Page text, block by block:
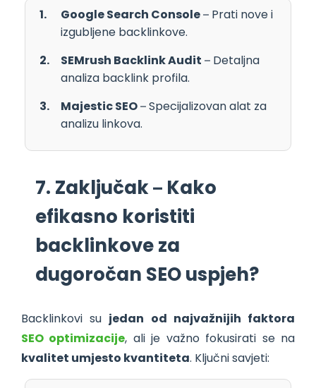
Google Search Console– Prati nove i
izgubljene backlinkove.
SEMrush Backlink Audit – Detaljna
analiza backlink profila.
Majestic SEO– Specijalizovan alat za
analizu linkova.
7. Zaključak – Kako
efikasno koristiti
backlinkove za
dugoročan SEO uspjeh?
Backlinkovi su jedan od najvažnijih faktora
SEO optimizacije, ali je važno fokusirati se na
kvalitet umjesto kvantiteta. Ključni savjeti: